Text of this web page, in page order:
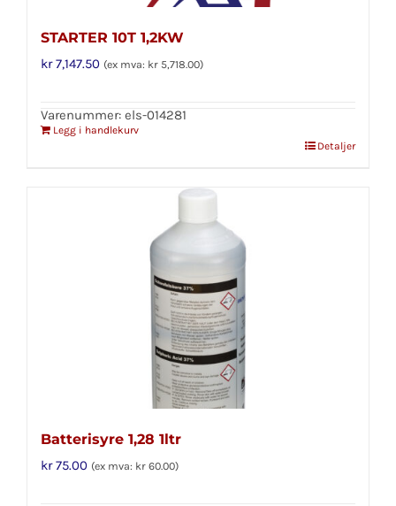
STARTER 10T 1,2KW
kr7,147.50 (ex mva: kr 5,718.00)
Varenummer: els-014281
Legg i handlekurv
Detaljer
Batterisyre 1,28 1ltr
kr75.00 (ex mva: kr 60.00)